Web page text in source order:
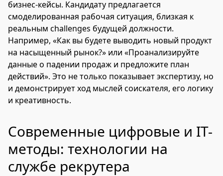
бизнес-кейсы. Кандидату предлагается
смоделированная рабочая ситуация, близкая к
реальным challenges будущей должности.
Например, «Как вы будете выводить новый продукт
на насыщенный рынок?» или «Проанализируйте
данные о падении продаж и предложите план
действий». Это не только показывает экспертизу, но
и демонстрирует ход мыслей соискателя, его логику
и креативность.
Современные цифровые и IT-
методы: технологии на
службе рекрутера